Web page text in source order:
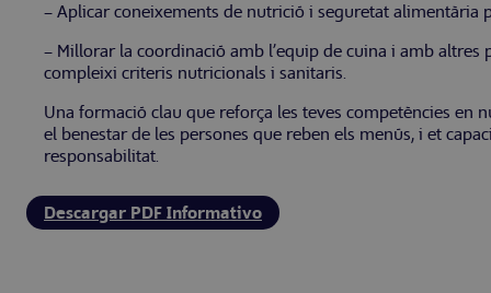
– Aplicar coneixements de nutrició i seguretat
– Millorar la coordinació amb l’equip de cuina i amb altres
compleixi criteris nutricionals i sanitaris.
Una formació clau que reforça les teves competències en
el benestar de les persones que reben els menús, i et
responsabilitat.
Descargar PDF Informativo